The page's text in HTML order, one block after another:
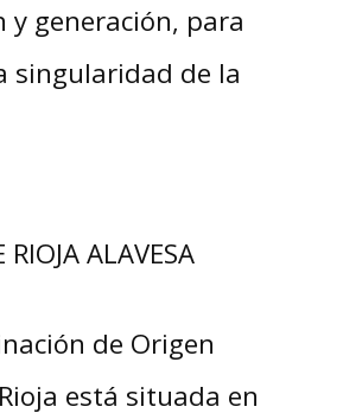
y generación, para
singularidad de la
RIOJA ALAVESA
de Origen
está situada en